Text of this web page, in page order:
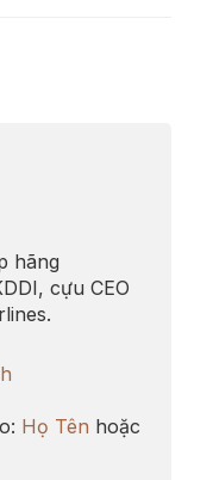
hãng
cựu CEO
Họ Tên hoặc